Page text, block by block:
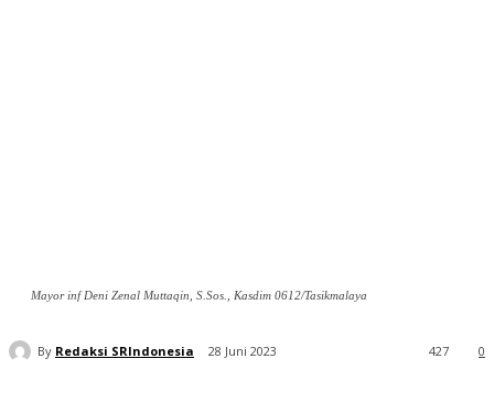
Mayor inf Deni Zenal Muttaqin, S.Sos., Kasdim 0612/Tasikmalaya
By Redaksi SRIndonesia 28 Juni 2023 0
427